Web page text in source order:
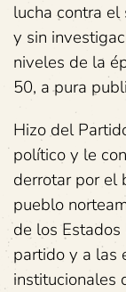
lucha contra
y sin
niveles de la
50, a pura
Hizo del
político y le
derrotar por el
pueblo
de los
partido y a las
institucionales